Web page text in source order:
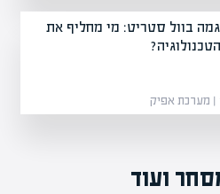
בוול סטריט: מי מחליף את
ועוד